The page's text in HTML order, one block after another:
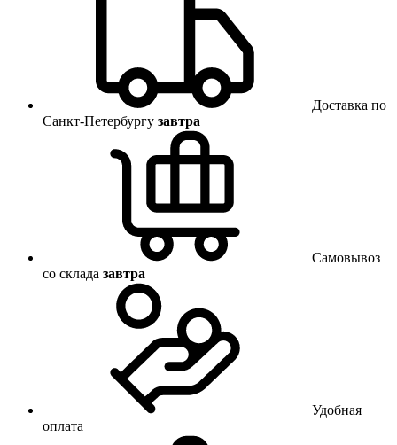
Доставка по
Санкт-Петербургу завтра
Самовывоз
со склада завтра
Удобная
оплата